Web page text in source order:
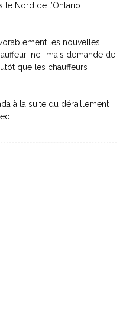
le Nord de l’Ontario
les nouvelles
inc., mais demande de
que les chauffeurs
à la suite du déraillement